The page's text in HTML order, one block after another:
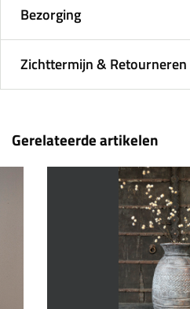
Bezorging
Zichttermijn & Retourneren
Gerelateerde artikelen